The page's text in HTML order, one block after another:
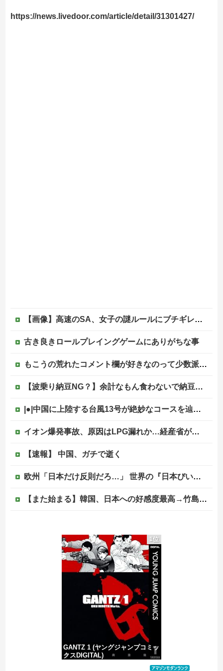
https://news.livedoor.com/article/detail/31301427/
【画像】高速のSA、女子の謎ルールにブチギレ炎上ｗｗｗｗｗｗｗｗｗｗｗｗｗ
古き良きロールプレイングゲームにありがちな事
もこうの荒れたコメント欄が好きなのって少数派なのか？
【波乗り納豆NG？】余計なもん食わないで納豆食っときゃ間違いないことが判明した他
|●|中国に上陸する台風13号が絶妙なコースを辿っている！と話題に、中国の重要都市の上に長々と居座り続けるルートで……
イオン爆発事故、原因はLPG漏れか…経産省が全国一斉点検
【速報】 中国、ガチで逝く
欧州「日本だけ反則だろ…」 世界の『日本びいき』にヨーロッパ全土から不満の声
【また始まる】韓国、日本への好感度最高→竹島問題で即リセットｗｗｗ
羽田の荷物締め切り前倒しになったことに世界が騒然！←「日本のサービス劣化の兆候！」（海外の反応）
【速報】日本共産党、沖縄県知事選で公職選挙法違反！！！ 110番通報されても辞全くめない件
【移民政策反対】イオンの売り場で唐揚げを食う中国人の子供
1位
GANTZ 1 (ヤングジャンプコミッ
クスDIGITAL)